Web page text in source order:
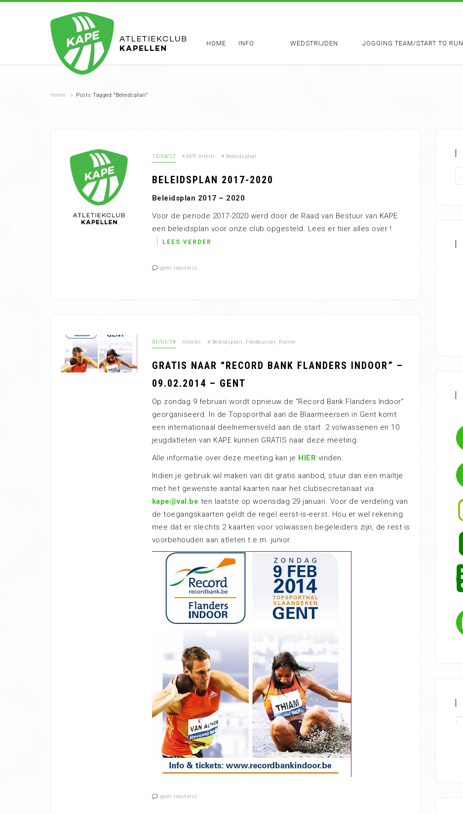
HOME INFO WEDSTRIJDEN JOGGING TEAM/START TO RUN
Home › Posts Tagged "Beleidsplan"
13/04/17 KAPE Intern # Beleidsplan
BELEIDSPLAN 2017-2020
Beleidsplan 2017 – 2020
Voor de periode 2017-2020 werd door de Raad van Bestuur van KAPE
een beleidsplan voor onze club opgesteld. Lees er hier alles over !
LEES VERDER
geen reactiess
01/01/14 Allerlei # Beleidsplan, Feedburner, Rieme
GRATIS NAAR “RECORD BANK FLANDERS INDOOR” –
09.02.2014 – GENT
Op zondag 9 februari wordt opnieuw de “Record Bank Flanders Indoor”
georganiseerd. In de Topsporthal aan de Blaarmeersen in Gent komt
een internationaal deelnemersveld aan de start. 2 volwassenen en 10
jeugdatleten van KAPE kunnen GRATIS naar deze meeting.
Alle informatie over deze meeting kan je HIER vinden.
Indien je gebruik wil maken van dit gratis aanbod, stuur dan een mailtje
met het gewenste aantal kaarten naar het clubsecretariaat via
kape@val.be ten laatste op woensdag 29 januari. Voor de verdeling van
de toegangskaarten geldt de regel eerst-is-eerst. Hou er wel rekening
mee dat er slechts 2 kaarten voor volwassen begeleiders zijn, de rest is
voorbehouden aan atleten t.e.m. junior.
geen reactiess